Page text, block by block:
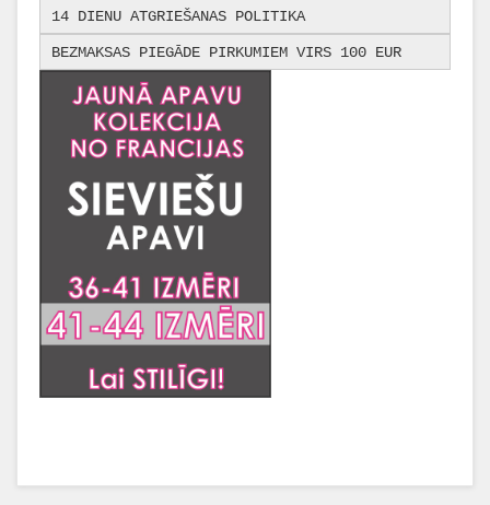
14 DIENU ATGRIEŠANAS POLITIKA
BEZMAKSAS PIEGĀDE PIRKUMIEM VIRS 100 EUR